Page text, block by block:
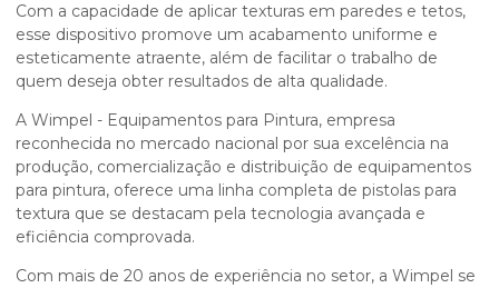
Com a capacidade de aplicar texturas em paredes e tetos,
esse dispositivo promove um acabamento uniforme e
esteticamente atraente, além de facilitar o trabalho de
quem deseja obter resultados de alta qualidade.
A Wimpel - Equipamentos para Pintura, empresa
reconhecida no mercado nacional por sua excelência na
produção, comercialização e distribuição de equipamentos
para pintura, oferece uma linha completa de pistolas para
textura que se destacam pela tecnologia avançada e
eficiência comprovada.
Com mais de 20 anos de experiência no setor, a Wimpel se